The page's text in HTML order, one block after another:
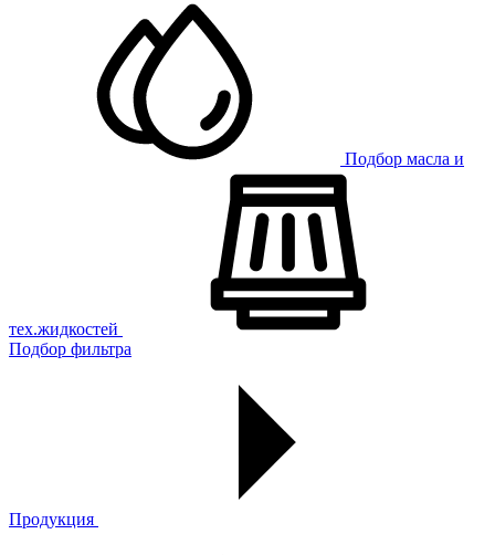
Подбор масла и
тех.жидкостей
Подбор фильтра
Продукция